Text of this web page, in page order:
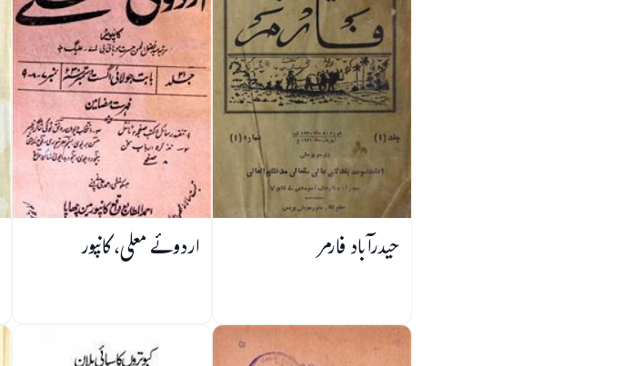
حیدرآباد فارمر اردوئے معلی، کانپور